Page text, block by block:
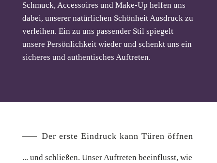
Schmuck, Accessoires und Make-Up helfen uns
dabei, unserer natürlichen Schönheit Ausdruck zu
verleihen. Ein zu uns passender Stil spiegelt
unsere Persönlichkeit wieder und schenkt uns ein
sicheres und authentisches Auftreten.
Der erste Eindruck kann Türen öffnen
... und schließen. Unser Auftreten beeinflusst, wie